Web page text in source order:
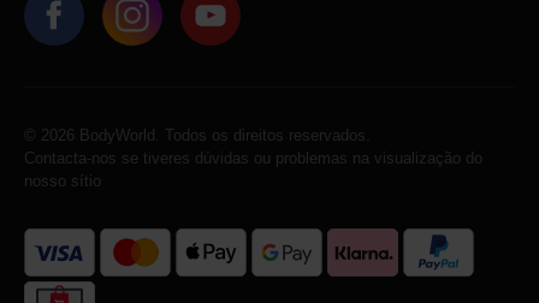
© 2026 BodyWorld. Todos os direitos reservados.
Contacta-nos se tiveres dúvidas ou problemas na visualização do
nosso sítio